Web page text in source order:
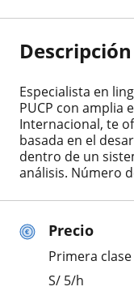
Precio
Primera
S/ 5/h
Especialista en
PUCP con amplia
Internacional, te
basada en el
dentro de un
análisis. Número